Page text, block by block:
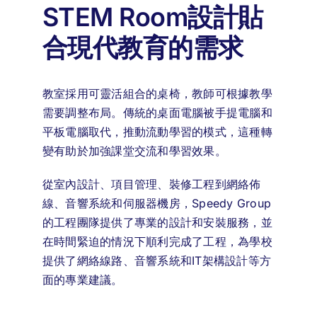
STEM Room設計貼
合現代教育的需求
教室採用可靈活組合的桌椅，教師可根據教學
需要調整布局。傳統的桌面電腦被手提電腦和
平板電腦取代，推動流動學習的模式，這種轉
變有助於加強課堂交流和學習效果。
從室內設計、項目管理、裝修工程到網絡佈
線、音響系統和伺服器機房，Speedy Group
的工程團隊提供了專業的設計和安裝服務，並
在時間緊迫的情況下順利完成了工程，為學校
提供了網絡線路、音響系統和IT架構設計等方
面的專業建議。